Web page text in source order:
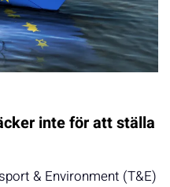
inte för att ställa
& Environment (T&E)